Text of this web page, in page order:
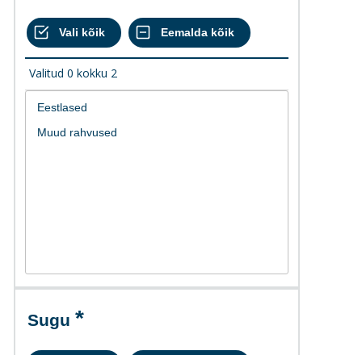
Valitud 0 kokku 2
Sugu